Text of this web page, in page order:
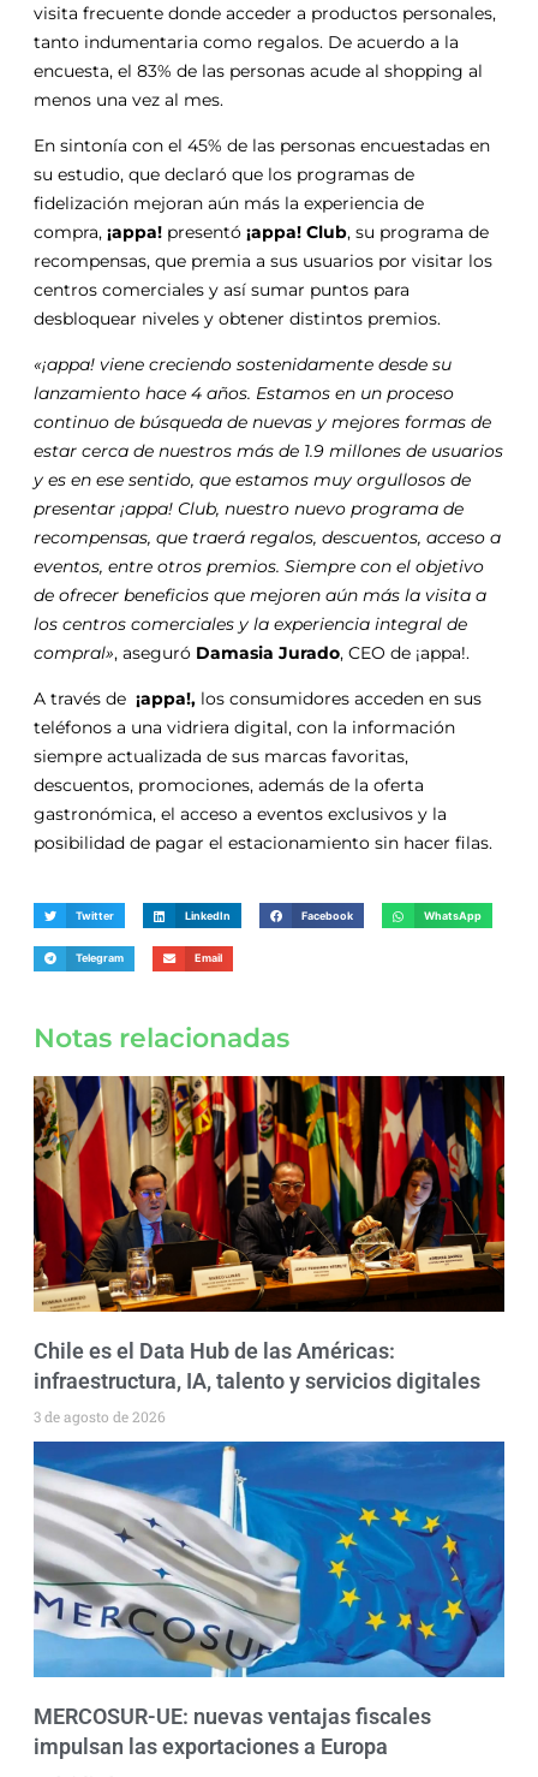
visita frecuente donde acceder a productos personales,
tanto indumentaria como regalos. De acuerdo a la
encuesta, el 83% de las personas acude al shopping al
menos una vez al mes.
En sintonía con el 45% de las personas encuestadas en
su estudio, que declaró que los programas de
fidelización mejoran aún más la experiencia de
compra, ¡appa! presentó ¡appa! Club, su programa de
recompensas, que premia a sus usuarios por visitar los
centros comerciales y así sumar puntos para
desbloquear niveles y obtener distintos premios.
«¡appa! viene creciendo sostenidamente desde su
lanzamiento hace 4 años. Estamos en un proceso
continuo de búsqueda de nuevas y mejores formas de
estar cerca de nuestros más de 1.9 millones de usuarios
y es en ese sentido, que estamos muy orgullosos de
presentar ¡appa! Club, nuestro nuevo programa de
recompensas, que traerá regalos, descuentos, acceso a
eventos, entre otros premios. Siempre con el objetivo
de ofrecer beneficios que mejoren aún más la visita a
los centros comerciales y la experiencia integral de
compral», aseguró Damasia Jurado, CEO de ¡appa!.
A través de ¡appa!, los consumidores acceden en sus
teléfonos a una vidriera digital, con la información
siempre actualizada de sus marcas favoritas,
descuentos, promociones, además de la oferta
gastronómica, el acceso a eventos exclusivos y la
posibilidad de pagar el estacionamiento sin hacer filas.
Twitter LinkedIn Facebook WhatsApp
Telegram Email
Notas relacionadas
Chile es el Data Hub de las Américas:
infraestructura, IA, talento y servicios digitales
3 de agosto de 2026
MERCOSUR-UE: nuevas ventajas fiscales
impulsan las exportaciones a Europa